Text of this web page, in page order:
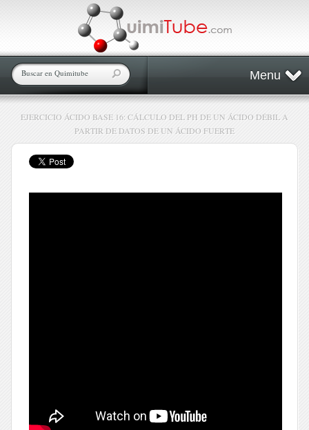
Menu
EJERCICIO ÁCIDO BASE 16: CÁLCULO DEL PH DE UN ÁCIDO DÉBIL A
PARTIR DE DATOS DE UN ÁCIDO FUERTE